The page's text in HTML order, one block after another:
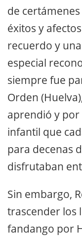
de
éxitos y
recuerdo y
especial
siempre fue
Orden
aprendió y
infantil que
para decenas
disfrutaban
Sin embargo,
trascender los
fandango por